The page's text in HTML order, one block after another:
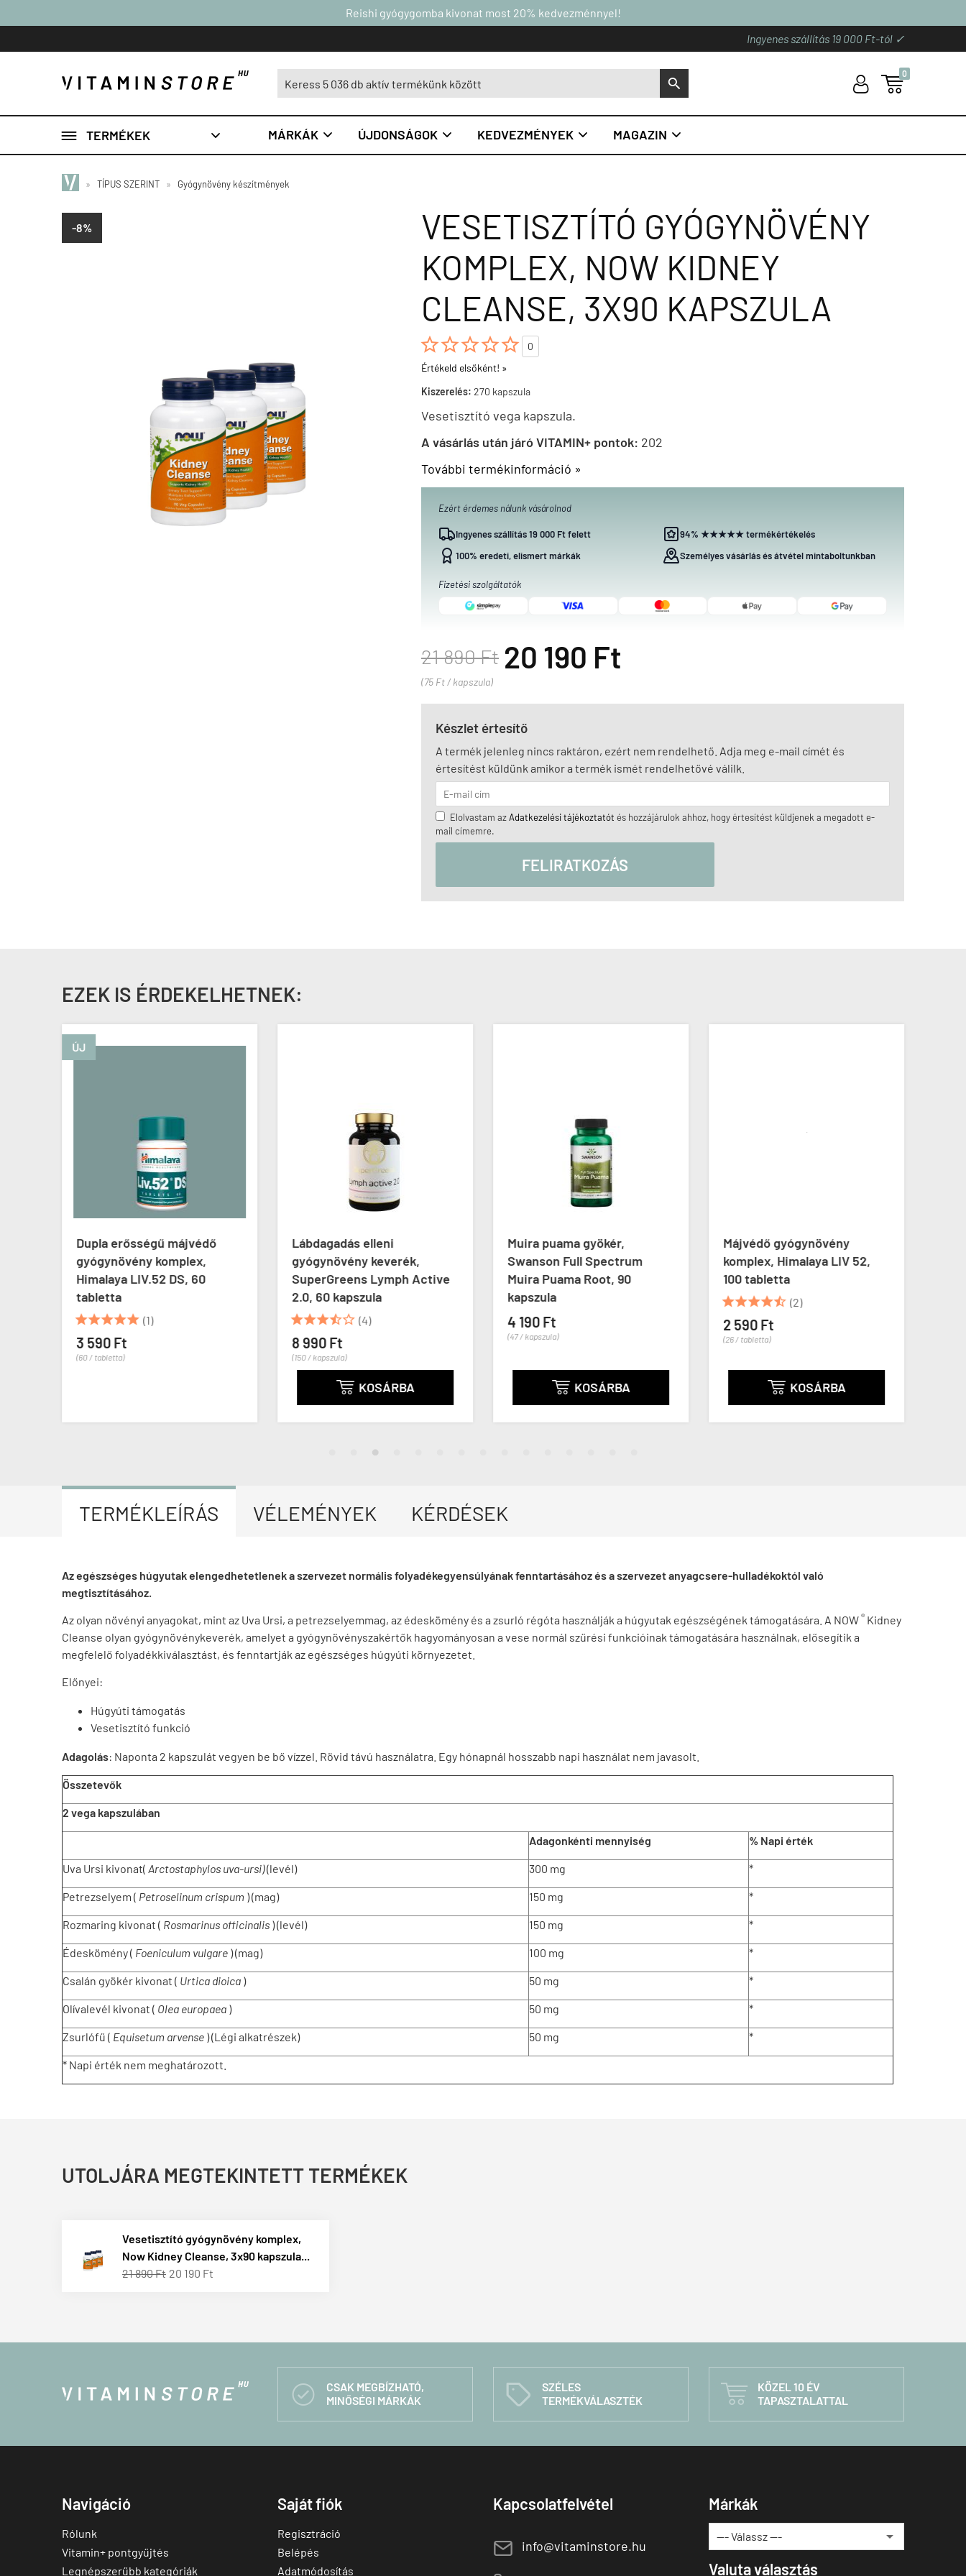
Reishi gyógygomba kivonat most 20% kedvezménnyel!
Ingyenes szállítás 19 000 Ft-tól ✓
S U 
0
 TERMÉKEK  MÁRKÁK  ÚJDONSÁGOK  KEDVEZMÉNYEK  MAGAZIN 
» TÍPUS SZERINT » Gyógynövény készítmények
-8%
VESETISZTÍTÓ GYÓGYNÖVÉNY
KOMPLEX, NOW KIDNEY
CLEANSE, 3X90 KAPSZULA

0
Értékeld elsőként! »
Kiszerelés: 270 kapszula
Vesetisztító vega kapszula.
A vásárlás után járó VITAMIN+ pontok: 202
További termékinformáció »
Ezért érdemes nálunk vásárolnod
Ingyenes szállítás 19 000 Ft felett
94% ★★★★★ termékértékelés
100% eredeti, elismert márkák
Személyes vásárlás és átvétel mintaboltunkban
Fizetési szolgáltatók
21 890 Ft 20 190 Ft
(75 Ft / kapszula)
Készlet értesítő
A termék jelenleg nincs raktáron, ezért nem rendelhető. Adja meg e-mail címét és
értesítést küldünk amikor a termék ismét rendelhetővé válilk.
Elolvastam azAdatkezelési tájékoztatót és hozzájárulok ahhoz, hogy értesítést küldjenek a megadott e-
mail címemre.
FELIRATKOZÁS
EZEK IS ÉRDEKELHETNEK:
ÚJ
Dupla erősségű májvédő
gyógynövény komplex,
Himalaya LIV.52 DS, 60
tabletta
 (1)
3 590 Ft
(60 / tabletta)
Lábdagadás elleni
gyógynövény keverék,
SuperGreens Lymph Active
2.0, 60 kapszula
 (4)
8 990 Ft
(150 / kapszula)
 KOSÁRBA
Muira puama gyökér,
Swanson Full Spectrum
Muira Puama Root, 90
kapszula
4 190 Ft
(47 / kapszula)
 KOSÁRBA
Májvédő gyógynövény
komplex, Himalaya LIV 52,
100 tabletta
 (2)
2 590 Ft
(26 / tabletta)
 KOSÁRBA
TERMÉKLEÍRÁS VÉLEMÉNYEK KÉRDÉSEK
Az egészséges húgyutak elengedhetetlenek a szervezet normális folyadékegyensúlyának fenntartásához és a szervezet anyagcsere-hulladékoktól való
megtisztításához.
Az olyan növényi anyagokat, mint az Uva Ursi, a petrezselyemmag, az édeskömény és a zsurló régóta használják a húgyutak egészségének támogatására. A NOW ® Kidney
Cleanse olyan gyógynövénykeverék, amelyet a gyógynövényszakértők hagyományosan a vese normál szűrési funkcióinak támogatására használnak, elősegítik a
megfelelő folyadékkiválasztást, és fenntartják az egészséges húgyúti környezetet.
Előnyei:
Húgyúti támogatás
Vesetisztító funkció
Adagolás: Naponta 2 kapszulát vegyen be bő vízzel. Rövid távú használatra. Egy hónapnál hosszabb napi használat nem javasolt.
Összetevők
2 vega kapszulában
Adagonkénti mennyiség % Napi érték
Uva Ursi kivonat( Arctostaphylos uva-ursi)(levél) 300 mg *
Petrezselyem ( Petroselinum crispum ) (mag) 150 mg *
Rozmaring kivonat ( Rosmarinus officinalis ) (levél) 150 mg *
Édeskömény ( Foeniculum vulgare ) (mag) 100 mg *
Csalán gyökér kivonat ( Urtica dioica ) 50 mg *
Olívalevél kivonat ( Olea europaea ) 50 mg *
Zsurlófű ( Equisetum arvense ) (Légi alkatrészek) 50 mg *
* Napi érték nem meghatározott.
UTOLJÁRA MEGTEKINTETT TERMÉKEK
Vesetisztító gyógynövény komplex,
Now Kidney Cleanse, 3x90 kapszula...
21 890 Ft 20 190 Ft

CSAK MEGBÍZHATÓ,
MINŐSÉGI MÁRKÁK
C
SZÉLES
TERMÉKVÁLASZTÉK

KÖZEL 10 ÉV
TAPASZTALATTAL
Navigáció
Rólunk
Vitamin+ pontgyűjtés
Legnépszerűbb kategóriák
Saját fiók
Regisztráció
Belépés
Adatmódosítás
Kapcsolatfelvétel
E info@vitaminstore.hu
Márkák
Valuta választás